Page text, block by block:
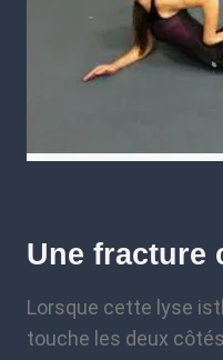
Une fracture
Lorsque cette lyse
touche les deux